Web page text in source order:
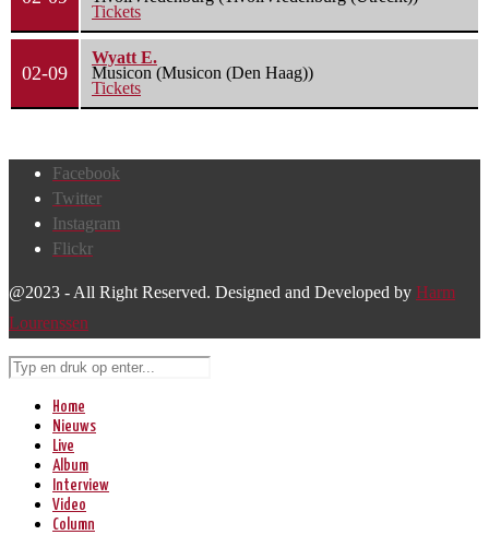
Tickets
02-09
Wyatt E.
Musicon (Musicon (Den Haag))
Tickets
Facebook
Twitter
Instagram
Flickr
@2023 - All Right Reserved. Designed and Developed by Harm
Lourenssen
Home
Nieuws
Live
Album
Interview
Video
Column